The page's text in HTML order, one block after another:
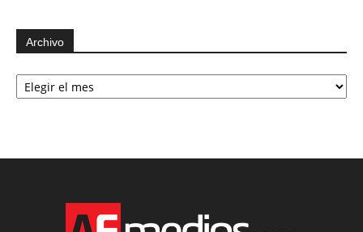
Archivo
Archivo